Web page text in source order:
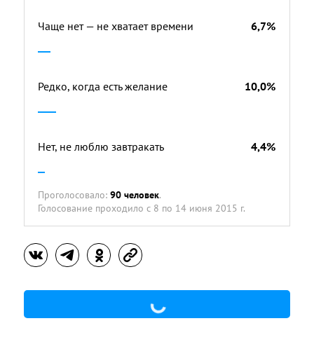
Чаще нет — не хватает времени 6,7%
Редко, когда есть желание 10,0%
Нет, не люблю завтракать 4,4%
Проголосовало: 90 человек.
Голосование проходило с 8 по 14 июня 2015 г.